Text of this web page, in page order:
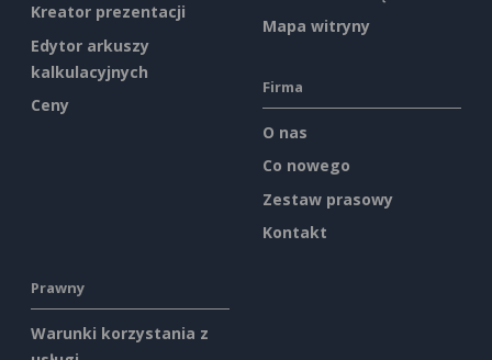
Kreator prezentacji
Edytor arkuszy
kalkulacyjnych
Ceny
Mapa witryny
Firma
O nas
Co nowego
Zestaw prasowy
Kontakt
Prawny
Warunki korzystania z